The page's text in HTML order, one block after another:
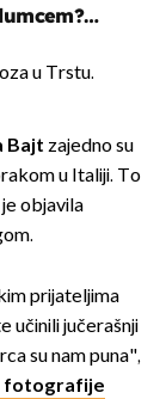
u Trstu.
Bajt zajedno su
u Italiji. To
objavila
prijateljima
učinili jučerašnji
su nam puna",
fotografije